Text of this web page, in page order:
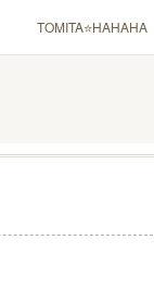
TOMITA⭐️HAHAHA